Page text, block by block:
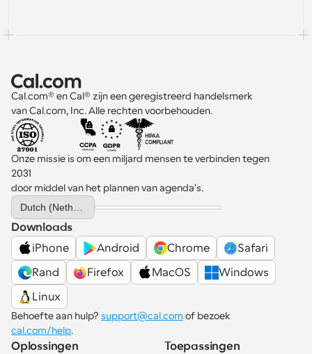
Cal.com® en Cal® zijn een geregistreerd handelsmerk
van Cal.com, Inc. Alle rechten voorbehouden.
Onze missie is om een miljard mensen te verbinden tegen
2031
door middel van het plannen van agenda's.
Select Language
Downloads
iPhone
Android Chrome
Safari
Rand
Firefox MacOS
Windows
Linux
Behoefte aan hulp? support@cal.com
cal.com/help.
Oplossingen
Toepassingen